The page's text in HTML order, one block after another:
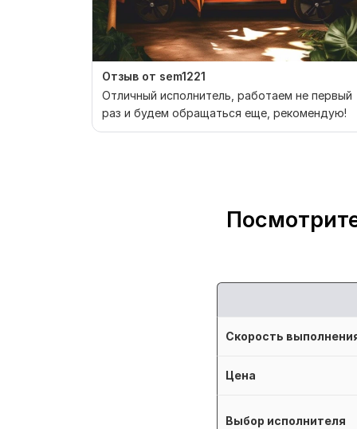
Отзыв от sem1221
Отличный исполнитель, работаем не первый
раз и будем обращаться еще, рекомендую!
Скорость
Цена
Выбор исполнителя